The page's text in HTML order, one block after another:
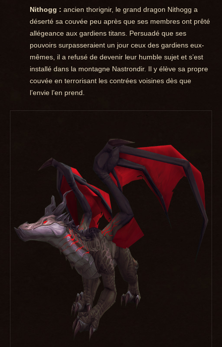
Nithogg : ancien thorignir, le grand dragon Nithogg a
déserté sa couvée peu après que ses membres ont prêté
allégeance aux gardiens titans. Persuadé que ses
pouvoirs surpasseraient un jour ceux des gardiens eux-
mêmes, il a refusé de devenir leur humble sujet et s’est
installé dans la montagne Nastrondir. Il y élève sa propre
couvée en terrorisant les contrées voisines dès que
l’envie l’en prend.